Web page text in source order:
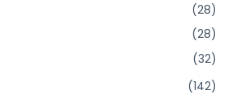
(28)
(28)
(32)
(142)